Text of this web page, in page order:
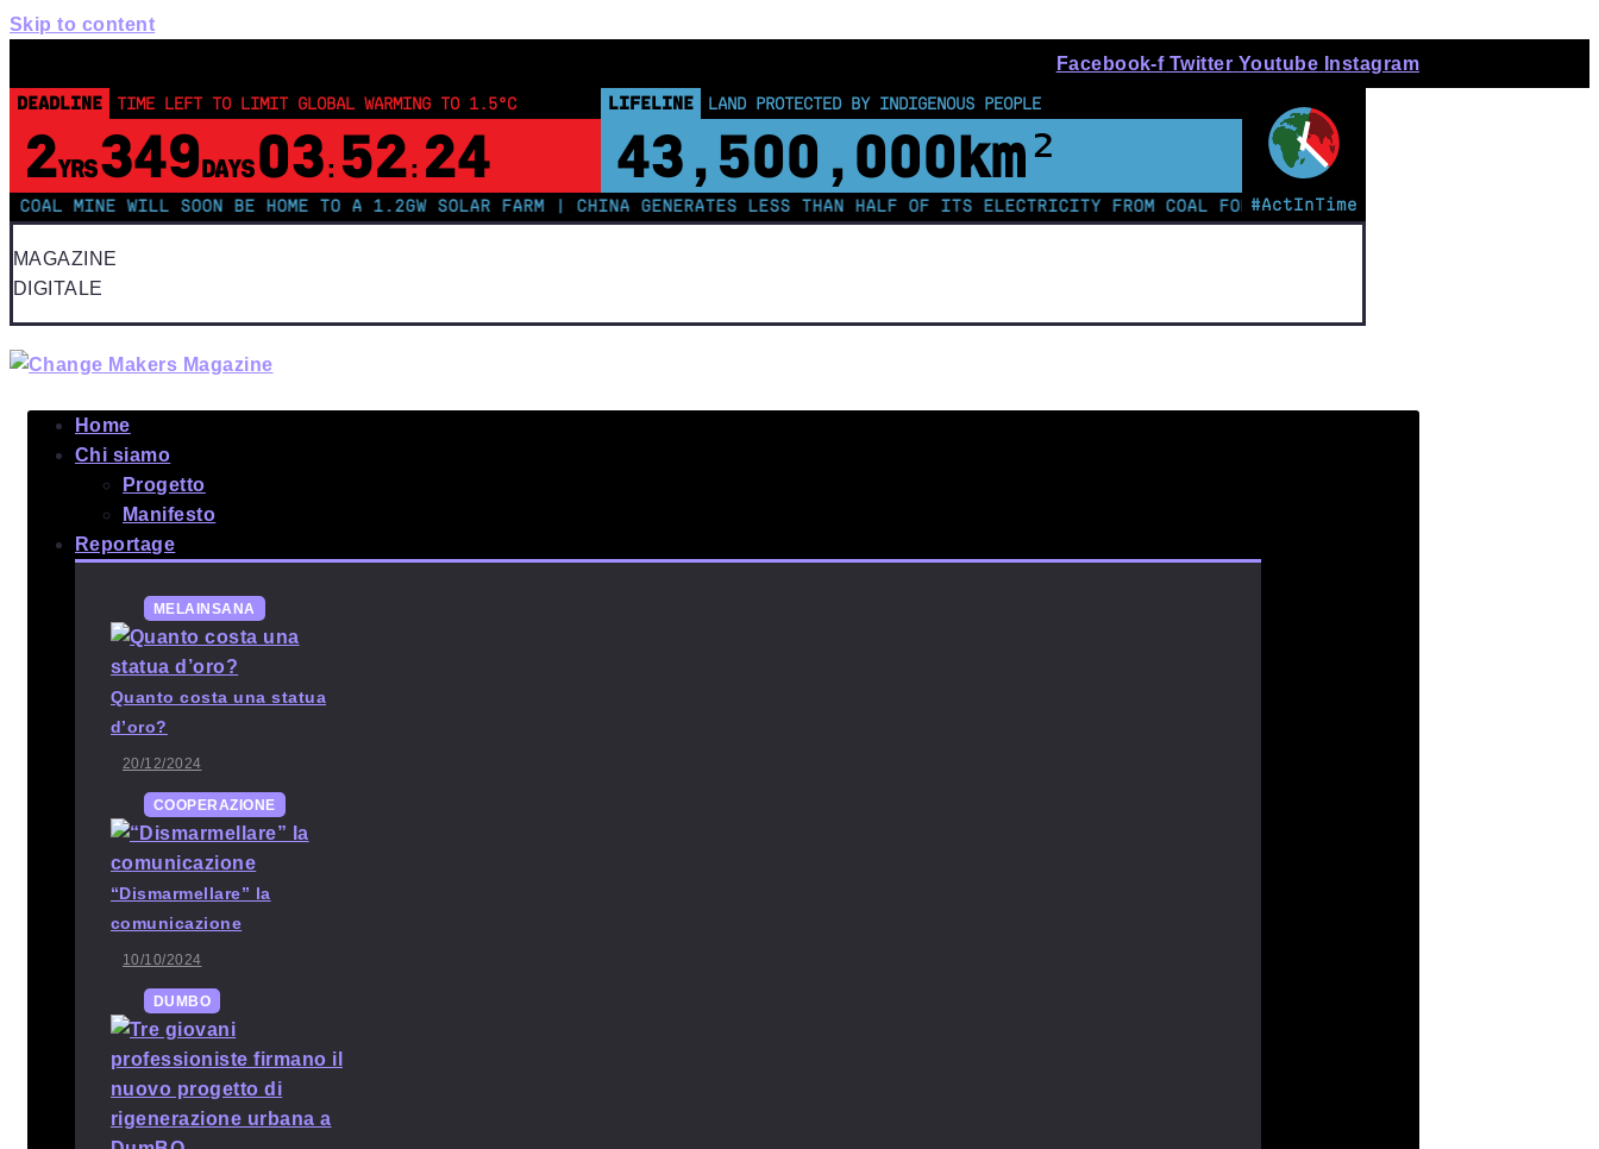
Skip to content
Facebook-f Twitter Youtube Instagram
#ActInTime
DEADLINE TIME LEFT TO LIMIT GLOBAL WARMING TO 1.5°C
2YRS349DAYS 03: 52: 23
LIFELINE LAND PROTECTED BY INDIGENOUS PEOPLE
43,500,000km²
WILL SOON BE HOME TO A 1.2GW SOLAR FARM | CHINA GENERATES LESS THAN HALF OF ITS ELECTRICITY FROM COAL FOR THE FIRST TIME | KENYAN TEEN LEADS
MAGAZINE
DIGITALE
Home
Chi siamo
Progetto
Manifesto
Reportage
MELAINSANA
Quanto costa una statua
d’oro?
20/12/2024
COOPERAZIONE
“Dismarmellare” la
comunicazione
10/10/2024
DUMBO